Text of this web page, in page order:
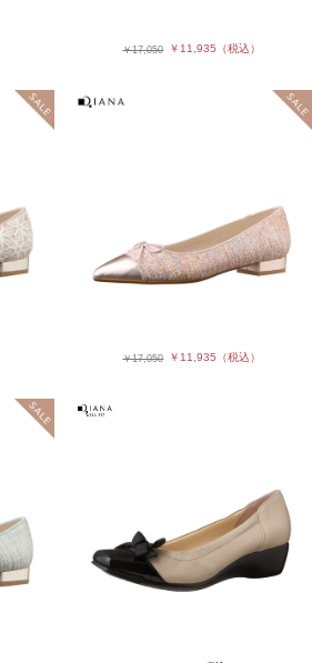
￥17,050 ￥11,935 （税込）
￥17,050 ￥11,935 （税込）